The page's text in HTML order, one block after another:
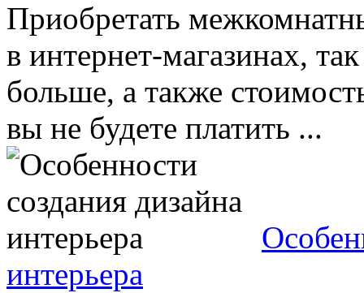
Приобретать
в интернет-магазинах,
больше, а также
вы не будете платить ...
интерьера